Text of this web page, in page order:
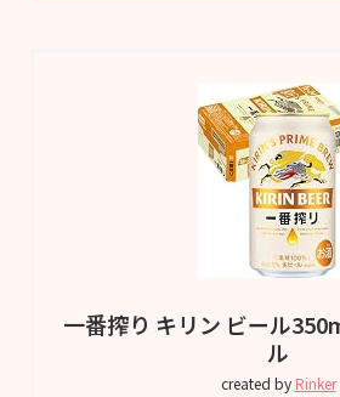
一番搾り キリン ビール
ル
created by Rinker